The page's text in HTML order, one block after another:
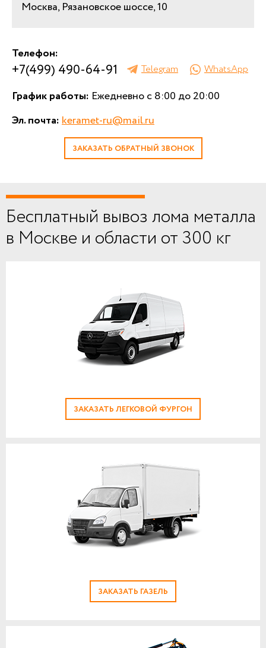
Москва, Рязановское шоссе, 10
Телефон:
+7(499) 490-64-91 Telegram WhatsApp
График работы: Ежедневно с 8:00 до 20:00
Эл. почта:keramet-ru@mail.ru
ЗАКАЗАТЬ ОБРАТНЫЙ ЗВОНОК
Бесплатный вывоз лома металла
в Москве и области от 300 кг
ЗАКАЗАТЬ ЛЕГКОВОЙ ФУРГОН
ЗАКАЗАТЬ ГАЗЕЛЬ